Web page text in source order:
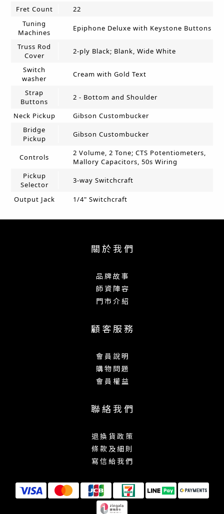
Fret Count
22
Tuning
Machines
Epiphone Deluxe with Keystone Buttons
Truss Rod
Cover
2-ply Black; Blank, Wide White
Switch
washer
Cream with Gold Text
Strap
Buttons
2 - Bottom and Shoulder
Neck Pickup
Gibson Custombucker
Bridge
Pickup
Gibson Custombucker
Controls
2 Volume, 2 Tone; CTS Potentiometers,
Mallory Capacitors, 50s Wiring
Pickup
Selector
3-way Switchcraft
Output Jack 1/4" Switchcraft
關 於 我 們
品 牌 故 事
師 資 陣 容
門 市 介 紹
顧 客 服 務
會 員 說 明
購 物 問 題
會 員 權 益
聯 絡 我 們
退 換 貨 政 策
條 款 及 細 則
寫 信 給 我 們